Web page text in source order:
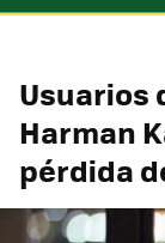
Usuarios
Harman
pérdida